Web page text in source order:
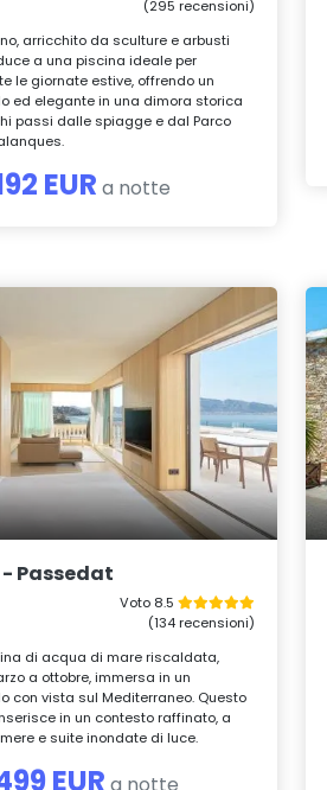
(295 recensioni)
arricchito da sculture e arbusti
a una piscina ideale per
le giornate estive, offrendo un
ed elegante in una dimora storica
passi dalle spiagge e dal Parco
EUR a notte
- Passedat
Voto 8.5
(134 recensioni)
di acqua di mare riscaldata,
a ottobre, immersa in un
con vista sul Mediterraneo. Questo
in un contesto raffinato, a
e suite inondate di luce.
EUR